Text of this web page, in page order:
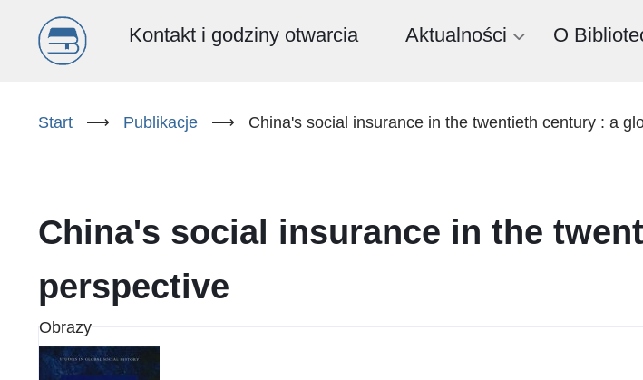
Menu
(PL)
Kontakt i godziny otwarcia Aktualności O
Start ⟶ Publikacje ⟶ China's social insurance in the twentieth century : a
China's social insurance in the
perspective
Obrazy